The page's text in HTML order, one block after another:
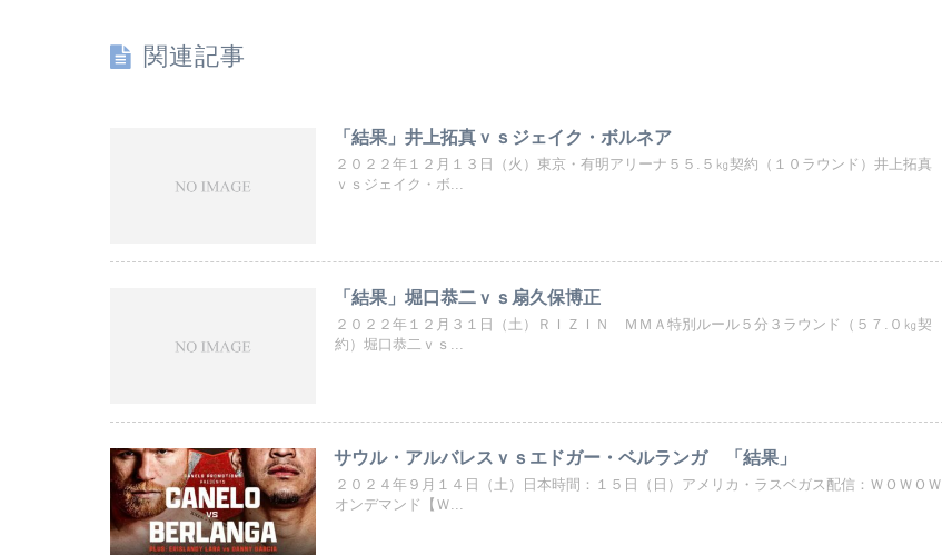
関連記事
「結果」井上拓真ｖｓジェイク・ボルネア
２０２２年１２月１３日（火）東京・有明アリーナ５５.５㎏契約（１０ラウンド）井上拓真
ｖｓジェイク・ボ...
「結果」堀口恭二ｖｓ扇久保博正
２０２２年１２月３１日（土）ＲＩＺＩＮ ＭＭＡ特別ルール５分３ラウンド（５７.０㎏契
約）堀口恭二ｖｓ...
サウル・アルバレスｖｓエドガー・ベルランガ 「結果」
２０２４年９月１４日（土）日本時間：１５日（日）アメリカ・ラスベガス配信：ＷＯＷＯＷ
オンデマンド【Ｗ...